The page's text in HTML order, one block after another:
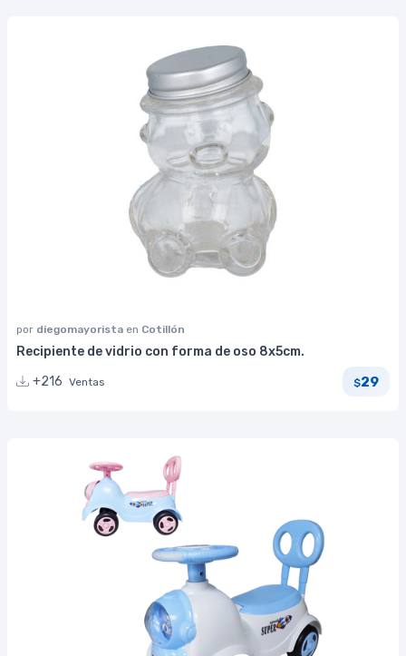
por diegomayorista en Cotillón
Recipiente de vidrio con forma de oso 8x5cm.
+216 Ventas $29